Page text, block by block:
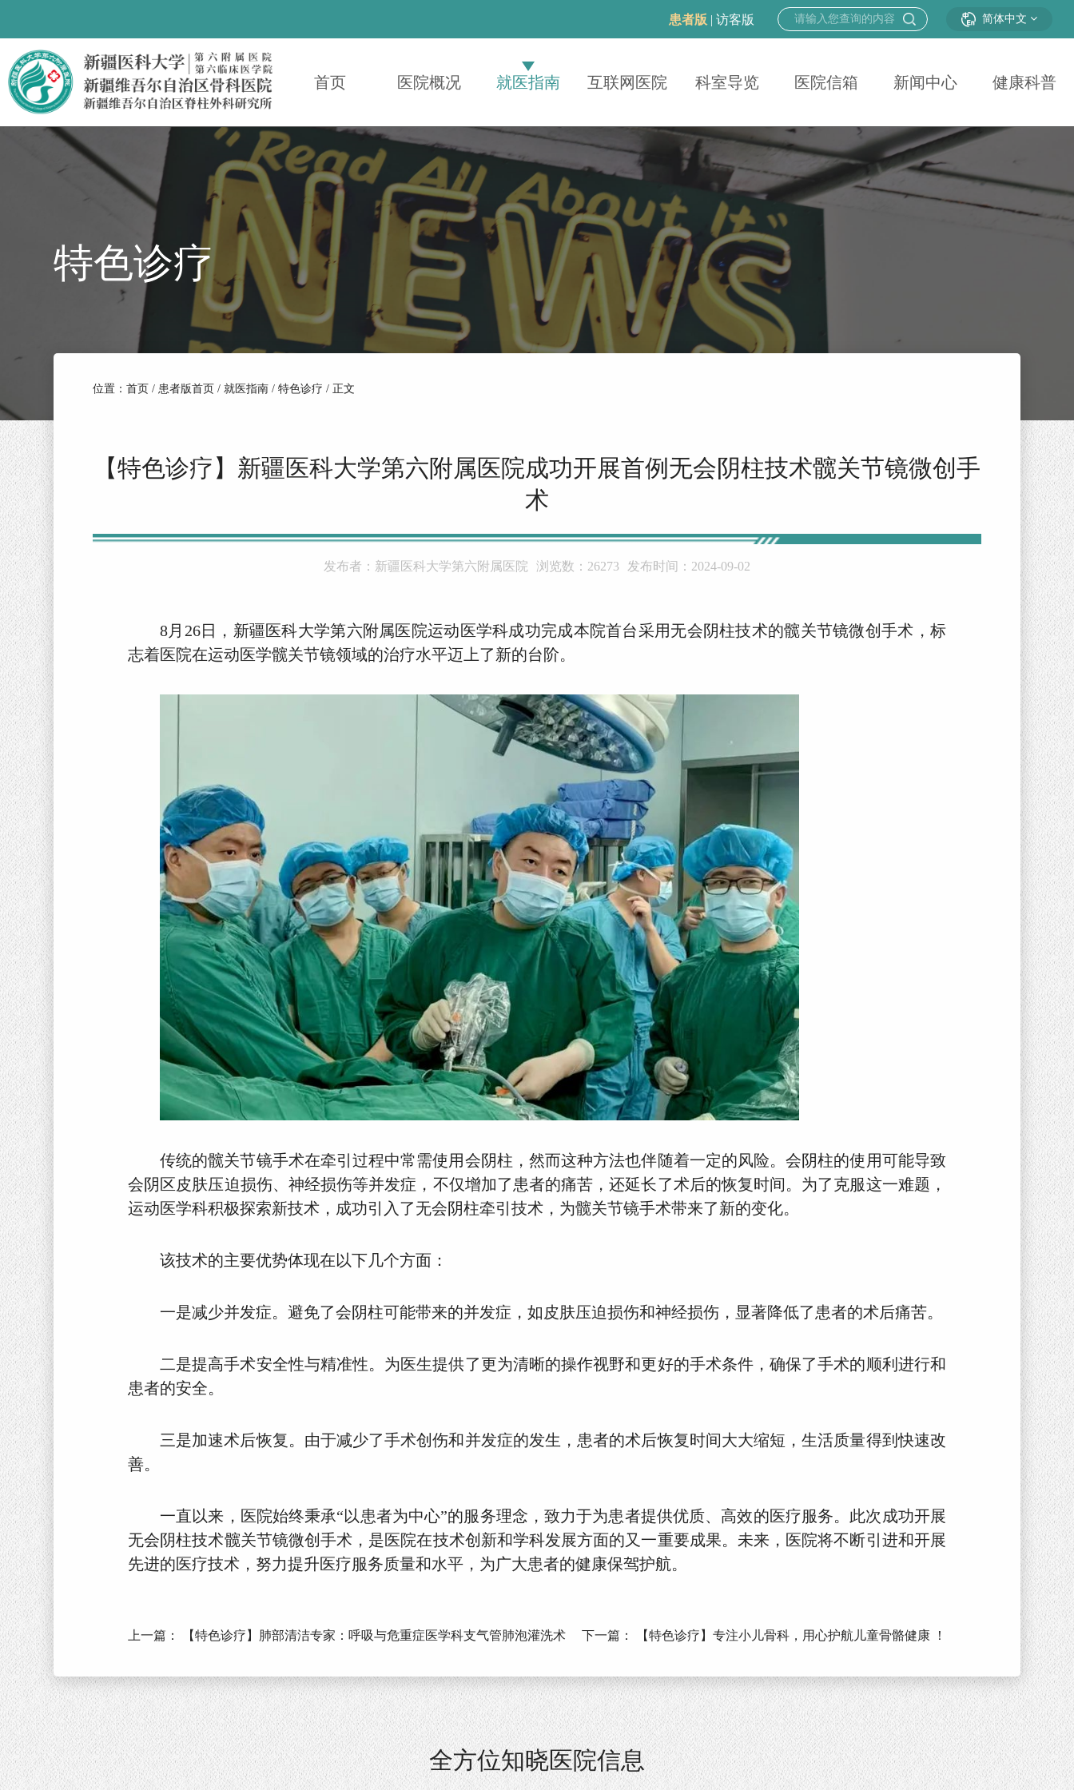
患者版 |访客版 简体中文
首页 医院概况 就医指南 互联网医院 科室导览 医院信箱 新闻中心 健康科普
特色诊疗
位置： 首页 / 患者版首页 / 就医指南/ 特色诊疗 / 正文
【特色诊疗】新疆医科大学第六附属医院成功开展首例无会阴柱技术髋关节镜微创手
术
发布者： 新疆医科大学第六附属医院 浏览数： 26273 发布时间： 2024-09-02
8月26日，新疆医科大学第六附属医院运动医学科成功完成本院首台采用无会阴柱技术的髋关节镜微创手术，标
志着医院在运动医学髋关节镜领域的治疗水平迈上了新的台阶。
传统的髋关节镜手术在牵引过程中常需使用会阴柱，然而这种方法也伴随着一定的风险。会阴柱的使用可能导致
会阴区皮肤压迫损伤、神经损伤等并发症，不仅增加了患者的痛苦，还延长了术后的恢复时间。为了克服这一难题，
运动医学科积极探索新技术，成功引入了无会阴柱牵引技术，为髋关节镜手术带来了新的变化。
该技术的主要优势体现在以下几个方面：
一是减少并发症。避免了会阴柱可能带来的并发症，如皮肤压迫损伤和神经损伤，显著降低了患者的术后痛苦。
二是提高手术安全性与精准性。为医生提供了更为清晰的操作视野和更好的手术条件，确保了手术的顺利进行和
患者的安全。
三是加速术后恢复。由于减少了手术创伤和并发症的发生，患者的术后恢复时间大大缩短，生活质量得到快速改
善。
一直以来，医院始终秉承“以患者为中心”的服务理念，致力于为患者提供优质、高效的医疗服务。此次成功开展
无会阴柱技术髋关节镜微创手术，是医院在技术创新和学科发展方面的又一重要成果。未来，医院将不断引进和开展
先进的医疗技术，努力提升医疗服务质量和水平，为广大患者的健康保驾护航。
上一篇： 【特色诊疗】肺部清洁专家：呼吸与危重症医学科支气管肺泡灌洗术 下一篇： 【特色诊疗】专注小儿骨科，用心护航儿童骨骼健康 ！
全方位知晓医院信息